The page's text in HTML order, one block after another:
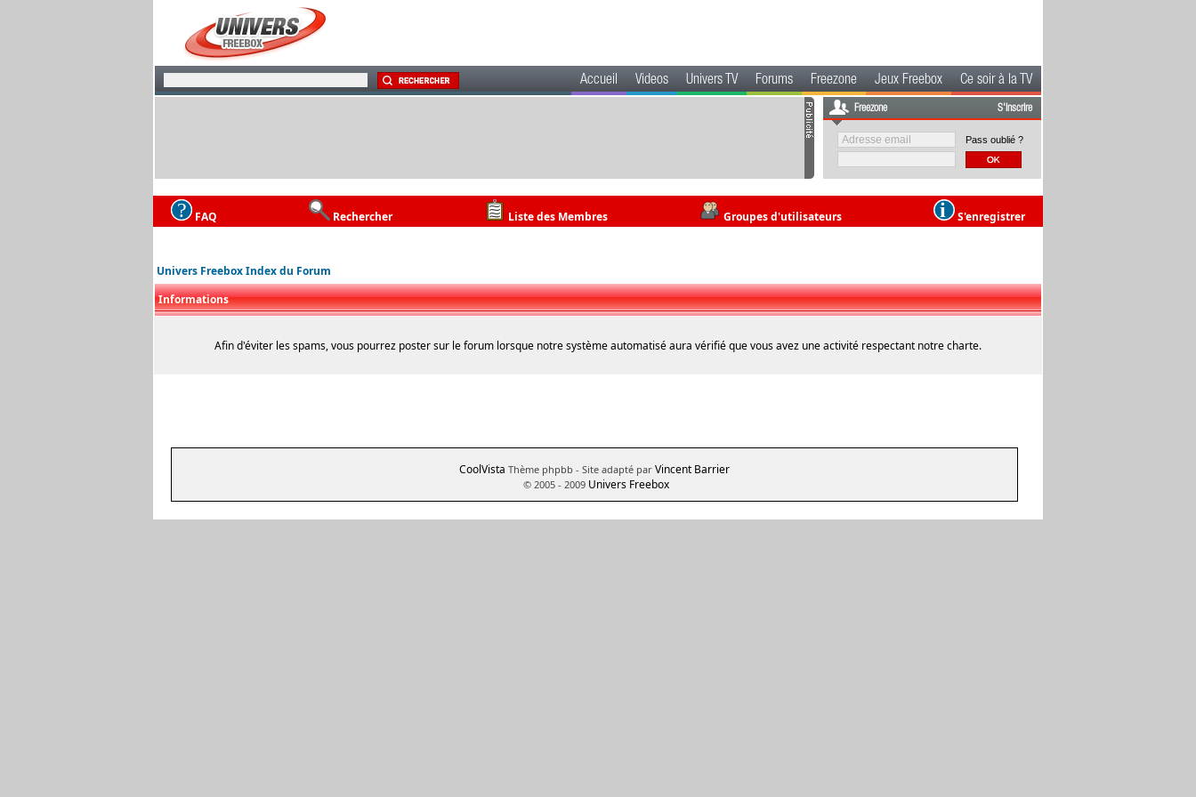
Accueil Videos Univers TV Forums Freezone Jeux Freebox Ce soir à la TV
Freezone S'inscrire
Pass oublié ?
FAQ Rechercher Liste des Membres Groupes d'utilisateurs S'enregistrer
Univers Freebox Index du Forum
Informations
Afin d'éviter les spams, vous pourrez poster sur le forum lorsque notre système automatisé aura vérifié que vous avez une activité respectant notre charte.
CoolVista Thème phpbb - Site adapté par Vincent Barrier
© 2005 - 2009 Univers Freebox